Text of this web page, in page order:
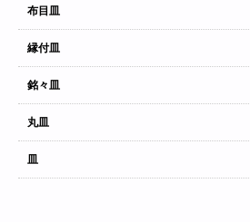
布目皿
縁付皿
銘々皿
丸皿
皿